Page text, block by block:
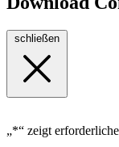
„*“ zeigt